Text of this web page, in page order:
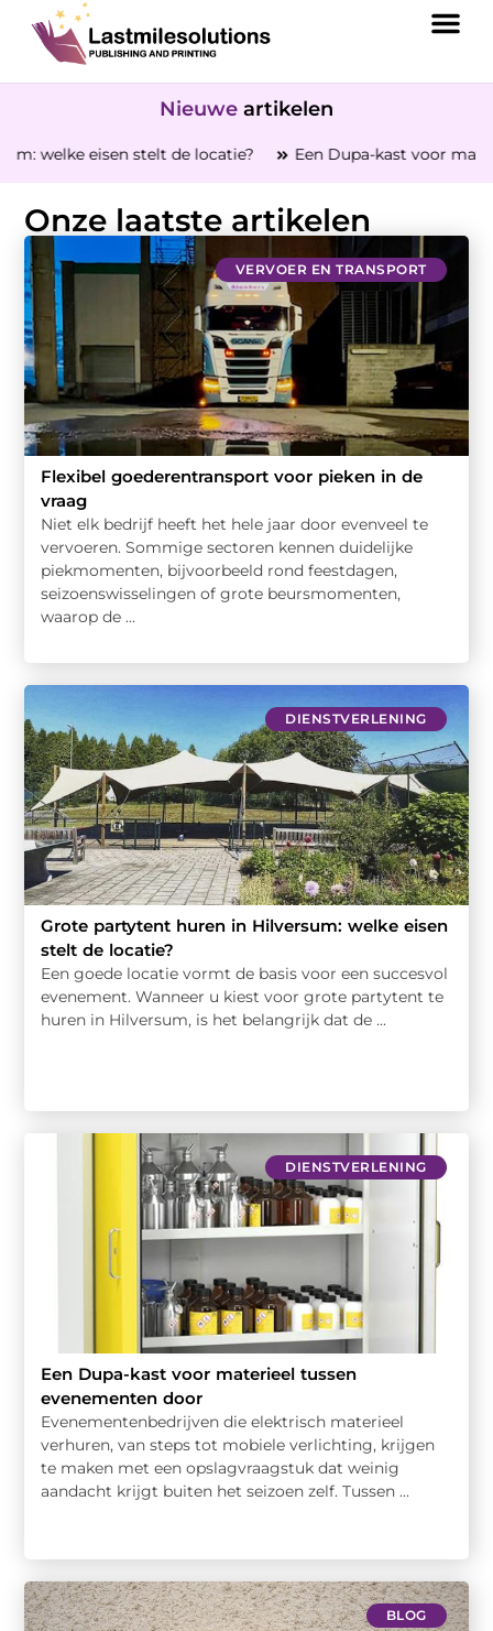
Nieuwe artikelen
stelt de locatie? Een Dupa-kast voor materieel tussen
Onze laatste artikelen
VERVOER EN TRANSPORT
Flexibel goederentransport voor pieken in de
vraag
Niet elk bedrijf heeft het hele jaar door evenveel te
vervoeren. Sommige sectoren kennen duidelijke
piekmomenten, bijvoorbeeld rond feestdagen,
seizoenswisselingen of grote beursmomenten,
waarop de ...
DIENSTVERLENING
Grote partytent huren in Hilversum: welke eisen
stelt de locatie?
Een goede locatie vormt de basis voor een succesvol
evenement. Wanneer u kiest voor grote partytent te
huren in Hilversum, is het belangrijk dat de ...
DIENSTVERLENING
Een Dupa-kast voor materieel tussen
evenementen door
Evenementenbedrijven die elektrisch materieel
verhuren, van steps tot mobiele verlichting, krijgen
te maken met een opslagvraagstuk dat weinig
aandacht krijgt buiten het seizoen zelf. Tussen ...
BLOG